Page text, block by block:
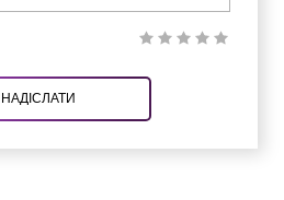
НАДІСЛАТИ